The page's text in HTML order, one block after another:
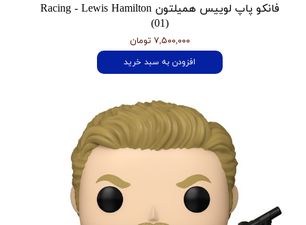
فانکو پاپ لوییس همیلتون Racing - Lewis Hamilton
(01)
۷,۵۰۰,۰۰۰ تومان
افزودن به سبد خرید